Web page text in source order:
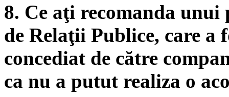
8. Ce aţi recomanda unui
de Relaţii Publice, care a
concediat de către
ca nu a putut realiza o